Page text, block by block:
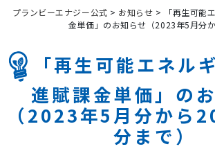
プランビーエナジー公式 > お知らせ >
「再生可能
金単価」のお知らせ（2023年5月分
「再生可能エネル
進賦課金単価」の
（2023年5月分から
分まで）